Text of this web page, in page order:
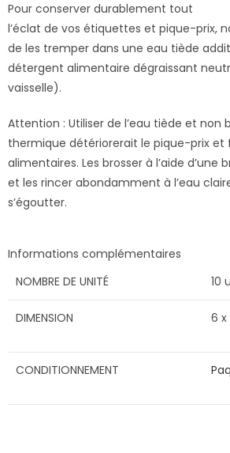
Pour conserver durablement tout
l’éclat de vos étiquettes et pique-prix,
de les tremper dans une eau tiède
détergent alimentaire dégraissant
vaisselle).
Attention : Utiliser de l’eau tiède et non
thermique détériorerait le pique-prix et
alimentaires. Les brosser à l’aide d’une
et les rincer abondamment à l’eau
s’égoutter.
Informations complémentaires
NOMBRE DE UNITÉ
10
DIMENSION 6
CONDITIONNEMENT